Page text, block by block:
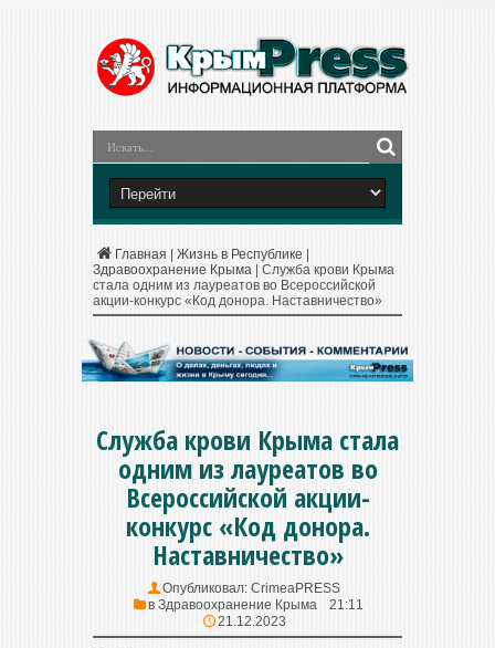
Главная Жизнь в Республике
Здравоохранение Крыма
Служба крови Крыма
стала одним из лауреатов во Всероссийской
акции-конкурс «Код донора. Наставничество»
Служба крови Крыма стала
одним из лауреатов во
Всероссийской акции-
конкурс «Код донора.
Наставничество»
Опубликовал: CrimeaPRESS
в Здравоохранение Крыма
21:11
21.12.2023